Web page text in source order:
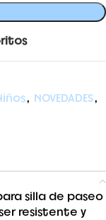
, NOVEDADES,
silla de paseo
resistente y